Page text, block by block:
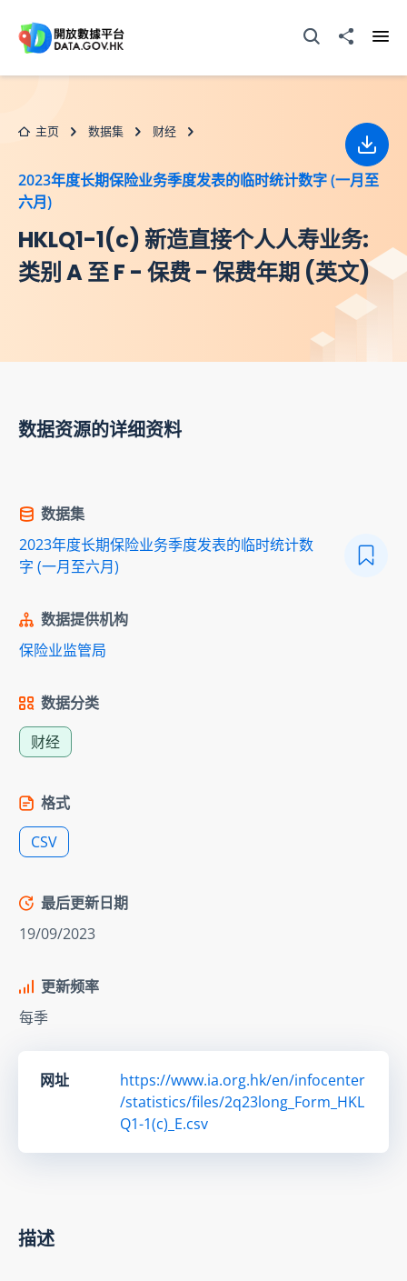
打开搜寻器分享至
主页 数据集 财经
2023年度长期保险业务季度发表的临时统计数字 (一月至
六月)
HKLQ1-1(c) 新造直接个人人寿业务:
类别 A 至 F - 保费 - 保费年期 (英文)
下载
数据资源的详细资料
数据集
2023年度长期保险业务季度发表的临时统计数
字 (一月至六月)
数据提供机构
保险业监管局
数据分类
财经
格式
CSV
最后更新日期
19/09/2023
更新频率
每季
网址
https://www.ia.org.hk/en/infocenter
/statistics/files/2q23long_Form_HKL
Q1-1(c)_E.csv
描述